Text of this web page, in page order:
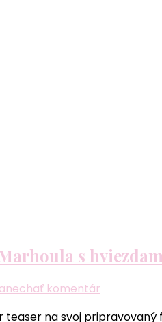
s
komentár
na svoj